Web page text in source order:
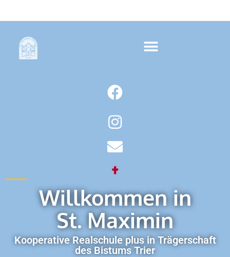
Willkommen in
St. Maximin
Kooperative Realschule plus in Trägerschaft
des Bistums Trier